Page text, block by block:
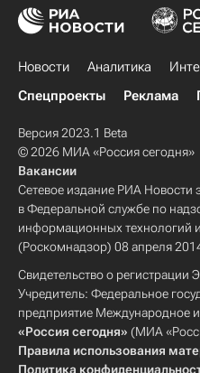
Новости Аналитика
Спецпроекты
Реклама
Версия 2023.1 Beta
© 2026 МИА «Россия сегодня»
Вакансии
Сетевое издание РИА Новости
в Федеральной службе по
информационных технологий
(Роскомнадзор) 08 апреля
Свидетельство о
Учредитель: Федеральное
предприятие Международное
«Россия сегодня» (МИА
Правила использования
Политика